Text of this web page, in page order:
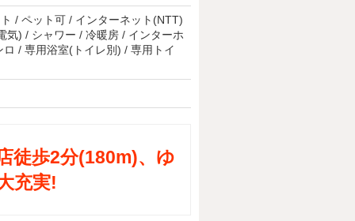
/ ペット可 / インターネット(NTT)
気) / シャワー / 冷暖房 / インターホ
/ 専用浴室(トイレ別) / 専用トイ
徒歩2分(180m)、ゆ
充実!